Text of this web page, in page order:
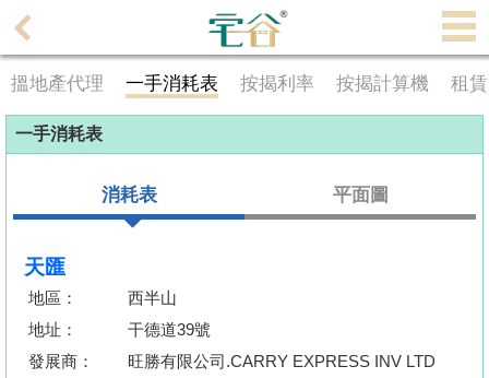
理
主
頁
交
業
主
放
搵地產代理 一手消耗表 按揭利率 按揭計算機 租
一手消耗表
消耗表 平面圖
天匯
地區：
西半山
地址：
干德道39號
發展商：
旺勝有限公司.CARRY EXPRESS INV LTD